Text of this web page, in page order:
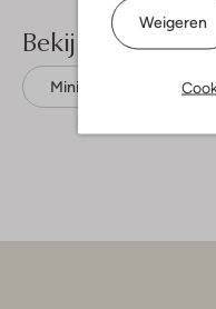
Weigeren
Bekijk meer
Mini jurken